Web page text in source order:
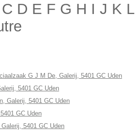
D E F G H I J K
G J M De, Galerij, 5401 GC Uden
5401 GC Uden
Galerij, 5401 GC Uden
GC Uden
5401 GC Uden